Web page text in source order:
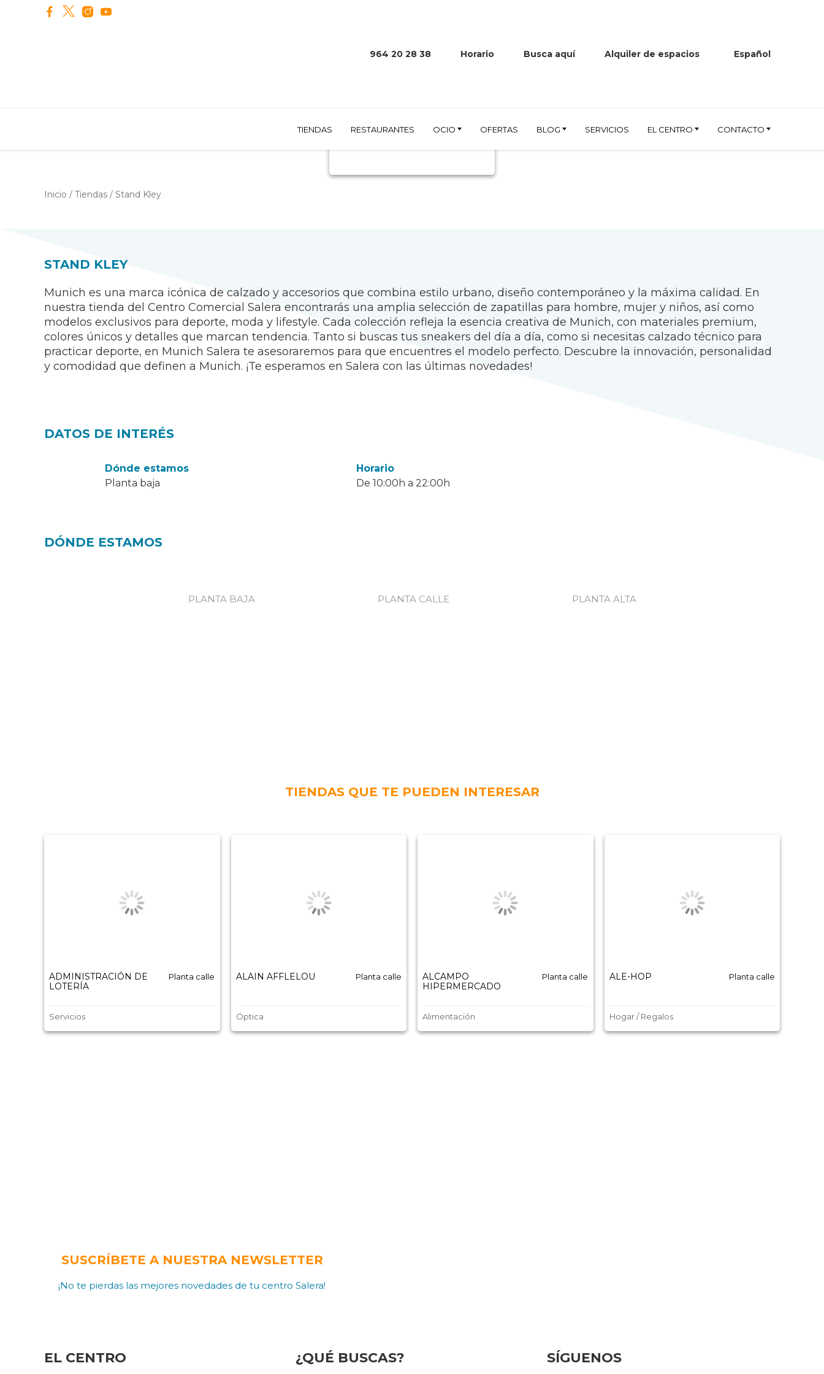
964 20 28 38 Horario Busca aquí Alquiler de espacios Español
TIENDAS RESTAURANTES OCIO OFERTAS BLOG SERVICIOS EL CENTRO CONTACTO
Inicio / Tiendas / Stand Kley
STAND KLEY
Munich es una marca icónica de calzado y accesorios que combina estilo urbano, diseño contemporáneo y la máxima calidad. En
nuestra tienda del Centro Comercial Salera encontrarás una amplia selección de zapatillas para hombre, mujer y niños, así como
modelos exclusivos para deporte, moda y lifestyle. Cada colección refleja la esencia creativa de Munich, con materiales premium,
colores únicos y detalles que marcan tendencia. Tanto si buscas tus sneakers del día a día, como si necesitas calzado técnico para
practicar deporte, en Munich Salera te asesoraremos para que encuentres el modelo perfecto. Descubre la innovación, personalidad
y comodidad que definen a Munich. ¡Te esperamos en Salera con las últimas novedades!
DATOS DE INTERÉS
Dónde estamos
Planta baja
Horario
De 10:00h a 22:00h
DÓNDE ESTAMOS
PLANTA BAJA PLANTA CALLE PLANTA ALTA
TIENDAS QUE TE PUEDEN INTERESAR
ADMINISTRACIÓN DE
LOTERÍA
Planta calle
Servicios
ALAIN AFFLELOU Planta calle
Óptica
ALCAMPO
HIPERMERCADO
Planta calle
Alimentación
ALE-HOP Planta calle
Hogar / Regalos
SUSCRÍBETE A NUESTRA NEWSLETTER
¡No te pierdas las mejores novedades de tu centro Salera!
EL CENTRO ¿QUÉ BUSCAS? SÍGUENOS